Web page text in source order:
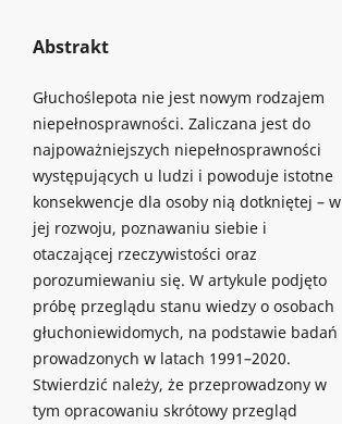
Abstrakt
Głuchoślepota nie jest nowym rodzajem
niepełnosprawności. Zaliczana jest do
najpoważniejszych niepełnosprawności
występujących u ludzi i powoduje istotne
konsekwencje dla osoby nią dotkniętej – w
jej rozwoju, poznawaniu siebie i
otaczającej rzeczywistości oraz
porozumiewaniu się. W artykule podjęto
próbę przeglądu stanu wiedzy o osobach
głuchoniewidomych, na podstawie badań
prowadzonych w latach 1991–2020.
Stwierdzić należy, że przeprowadzony w
tym opracowaniu skrótowy przegląd